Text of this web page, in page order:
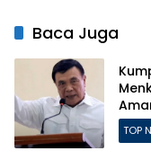
Baca Juga
TOP